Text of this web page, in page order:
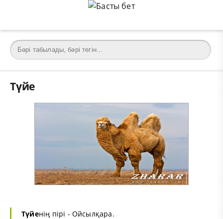
Түйе
Түйенің пірі - Ойсылқара.